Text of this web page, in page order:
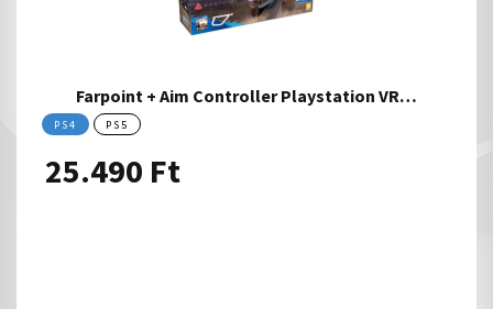
Farpoint + Aim Controller Playstation VR…
PS4 PS5
25.490 Ft